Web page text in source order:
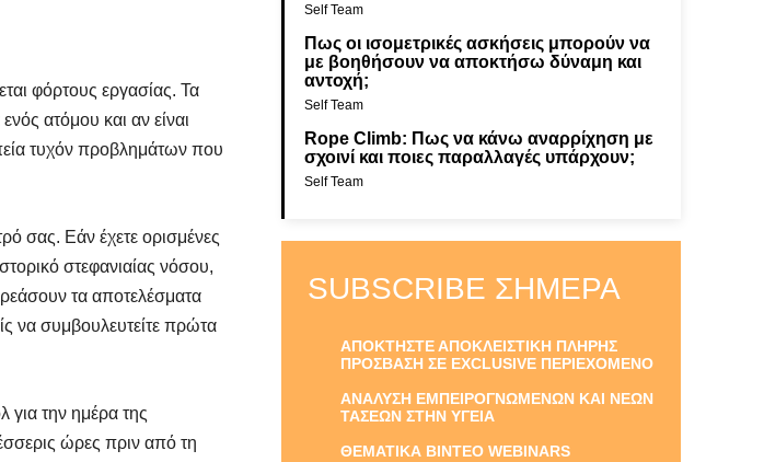
φόρτους εργασίας. Τα
ατόμου και αν είναι
τυχόν προβλημάτων που
σας. Εάν έχετε ορισμένες
στεφανιαίας νόσου,
τα αποτελέσματα
να συμβουλευτείτε πρώτα
για την ημέρα της
ώρες πριν από τη
Self Team
Πως οι ισομετρικές ασκήσεις μπορούν να
με βοηθήσουν να αποκτήσω δύναμη και
αντοχή;
Self Team
Rope Climb: Πως να κάνω αναρρίχηση με
σχοινί και ποιες παραλλαγές υπάρχουν;
Self Team
SUBSCRIBE ΣΉΜΕΡΑ
ΑΠΟΚΤΗΣΤΕ ΑΠΟΚΛΕΙΣΤΙΚΗ ΠΛΗΡΗΣ
ΠΡΟΣΒΑΣΗ ΣΕ EXCLUSIVE ΠΕΡΙΕΧΟΜΕΝΟ
ΑΝΑΛΥΣΗ ΕΜΠΕΙΡΟΓΝΩΜΕΝΩΝ ΚΑΙ ΝΕΩΝ
ΤΑΣΕΩΝ ΣΤΗΝ ΥΓΕΙΑ
ΘΕΜΑΤΙΚΑ ΒΙΝΤΕΟ WEBINARS